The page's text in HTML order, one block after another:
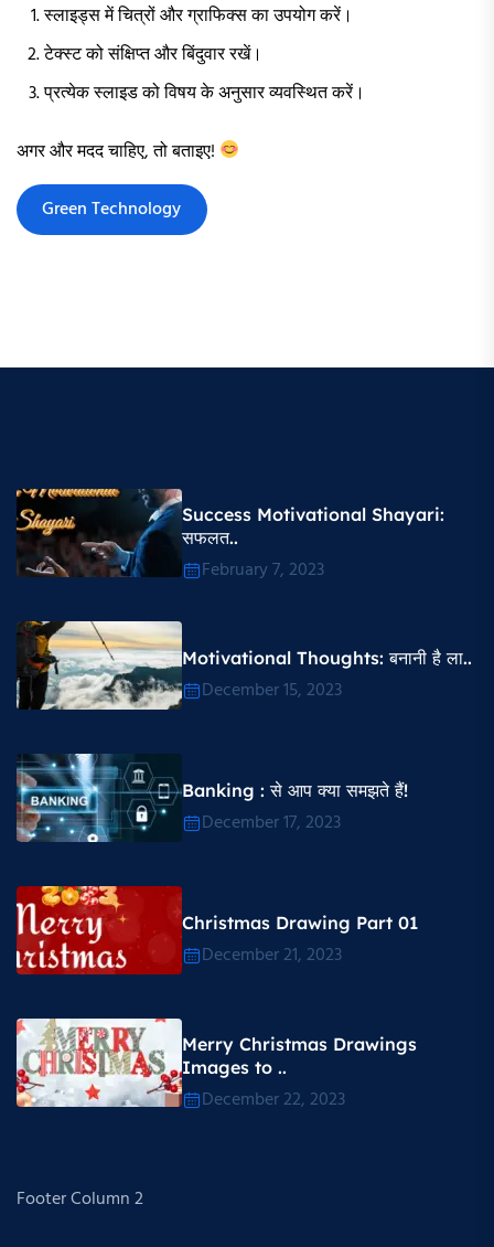
स्लाइड्स में चित्रों और ग्राफिक्स का उपयोग करें।
टेक्स्ट को संक्षिप्त और बिंदुवार रखें।
प्रत्येक स्लाइड को विषय के अनुसार व्यवस्थित करें।
अगर और मदद चाहिए, तो बताइए!
Green Technology
Success Motivational Shayari​:
सफलत..
February 7, 2023
Motivational Thoughts​: बनानी है ला..
December 15, 2023
Banking : से आप क्या समझते हैं!
December 17, 2023
Christmas Drawing Part 01
December 21, 2023
Merry Christmas Drawings
Images to ..
December 22, 2023
Footer Column 2